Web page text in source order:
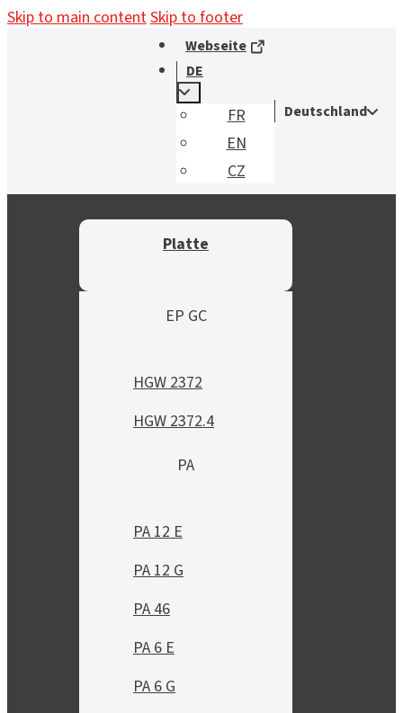
Skip to main contentSkip to footer
Webseite
DE
FR
EN
CZ
Deutschland
Platte
EP GC
HGW 2372
HGW 2372.4
PA
PA 12 E
PA 12 G
PA 46
PA 6 E
PA 6 G